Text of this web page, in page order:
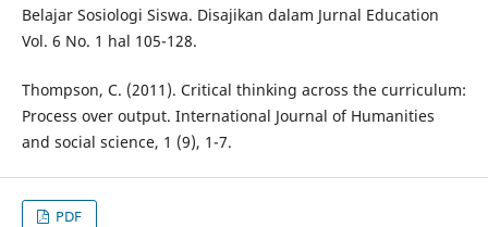
Belajar Sosiologi Siswa. Disajikan dalam Jurnal Education
Vol. 6 No. 1 hal 105-128.
Thompson, C. (2011). Critical thinking across the curriculum:
Process over output. International Journal of Humanities
and social science, 1 (9), 1-7.
PDF